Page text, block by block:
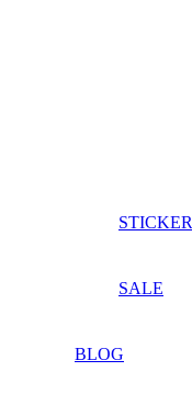
STICKER
SALE
BLOG